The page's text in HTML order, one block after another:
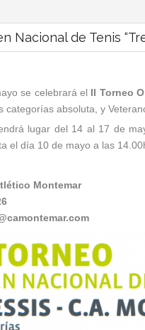
Nacional de Tenis
se celebrará el II Torneo
categorías absoluta, y
lugar del 14 al 17 de
el día 10 de mayo a las
Montemar